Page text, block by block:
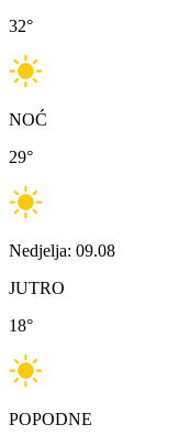
32°
NOĆ
29°
Nedjelja: 09.08
JUTRO
18°
POPODNE